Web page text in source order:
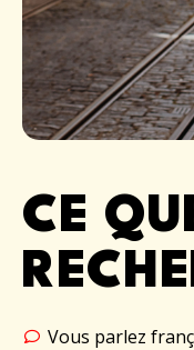
CE
Vous parlez